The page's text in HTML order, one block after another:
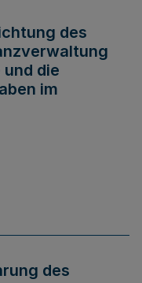
des
die
im
des